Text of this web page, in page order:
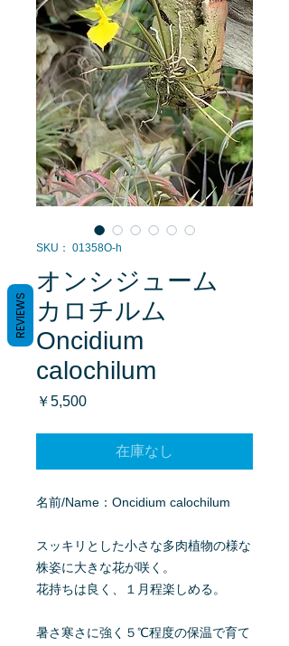
SKU： 01358O-h
オンシジューム
カロチルム
Oncidium
calochilum
￥5,500価
在庫なし
名前/Name：Oncidium calochilum
スッキリとした小さな多肉植物の様な
株姿に大きな花が咲く。
花持ちは良く、１月程楽しめる。
暑さ寒さに強く５℃程度の保温で育て
REVIEWS